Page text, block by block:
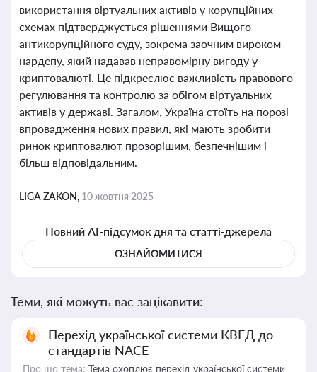
використання віртуальних активів у корупційних
схемах підтверджується рішеннями Вищого
антикорупційного суду, зокрема заочним вироком
нардепу, який надавав неправомірну вигоду у
криптовалюті. Це підкреслює важливість правового
регулювання та контролю за обігом віртуальних
активів у державі. Загалом, Україна стоїть на порозі
впровадження нових правил, які мають зробити
ринок криптовалют прозорішим, безпечнішим і
більш відповідальним.
LIGA ZAKON, 10 жовтня 2025
Повний AI-підсумок дня та статті-джерела
ОЗНАЙОМИТИСЯ
Теми, які можуть вас зацікавити:
Перехід української системи КВЕД до
стандартів NACE
Про що тема: Тема охоплює перехід української системи